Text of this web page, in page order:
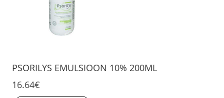
PSORILYS EMULSIOON 10% 200ML
16.64€